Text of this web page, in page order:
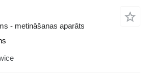
- metināšanas aparāts